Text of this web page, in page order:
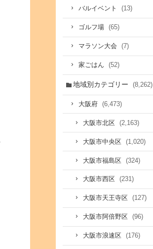
バルイベント (13)
ゴルフ場 (65)
マラソン大会 (7)
家ごはん (52)
地域別カテゴリー (8,262)
大阪府 (6,473)
大阪市北区 (2,163)
大阪市中央区 (1,020)
大阪市福島区 (324)
大阪市西区 (231)
大阪市天王寺区 (127)
大阪市阿倍野区 (96)
大阪市浪速区 (176)